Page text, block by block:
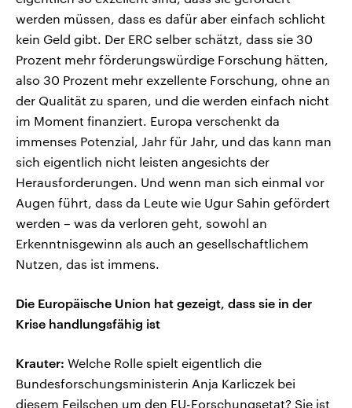
werden müssen, dass es dafür aber einfach schlicht
kein Geld gibt. Der ERC selber schätzt, dass sie 30
Prozent mehr förderungswürdige Forschung hätten,
also 30 Prozent mehr exzellente Forschung, ohne an
der Qualität zu sparen, und die werden einfach nicht
im Moment finanziert. Europa verschenkt da
immenses Potenzial, Jahr für Jahr, und das kann man
sich eigentlich nicht leisten angesichts der
Herausforderungen. Und wenn man sich einmal vor
Augen führt, dass da Leute wie Ugur Sahin gefördert
werden – was da verloren geht, sowohl an
Erkenntnisgewinn als auch an gesellschaftlichem
Nutzen, das ist immens.
Die Europäische Union hat gezeigt, dass sie in der
Krise handlungsfähig ist
Krauter: Welche Rolle spielt eigentlich die
Bundesforschungsministerin Anja Karliczek bei
diesem Feilschen um den EU-Forschungsetat? Sie ist